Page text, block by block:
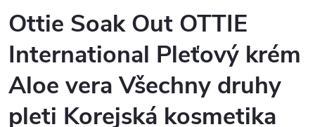
Ottie Soak Out OTTIE
International Pleťový krém
Aloe vera Všechny druhy
pleti Korejská kosmetika